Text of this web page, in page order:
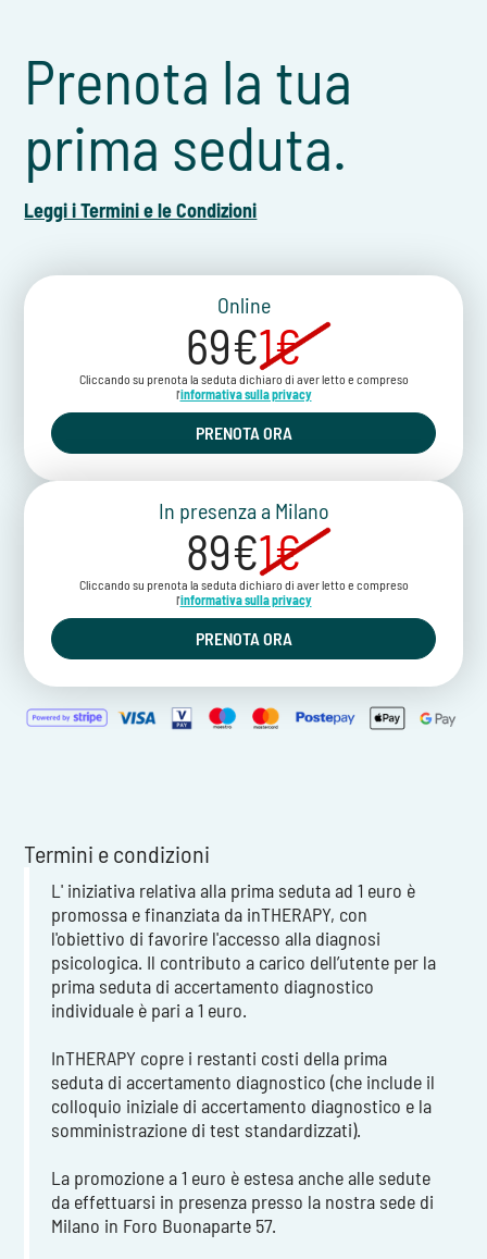
Prenota la tua
prima seduta.
Leggi i Termini e le Condizioni
Online
69€1€
Cliccando su prenota la seduta dichiaro di aver letto e compreso
l'informativa sulla privacy
PRENOTA ORA
In presenza a Milano
89€1€
Cliccando su prenota la seduta dichiaro di aver letto e compreso
l'informativa sulla privacy
PRENOTA ORA
Termini e condizioni
L' iniziativa relativa alla prima seduta ad 1 euro è
promossa e finanziata da inTHERAPY, con
l'obiettivo di favorire l'accesso alla diagnosi
psicologica. Il contributo a carico dell’utente per la
prima seduta di accertamento diagnostico
individuale è pari a 1 euro.
InTHERAPY copre i restanti costi della prima
seduta di accertamento diagnostico (che include il
colloquio iniziale di accertamento diagnostico e la
somministrazione di test standardizzati).
La promozione a 1 euro è estesa anche alle sedute
da effettuarsi in presenza presso la nostra sede di
Milano in Foro Buonaparte 57.